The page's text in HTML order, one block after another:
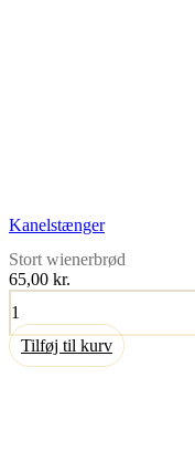
Kanelstænger
Stort wienerbrød
65,00 kr.
Kanelstænger
antal
Tilføj til kurv